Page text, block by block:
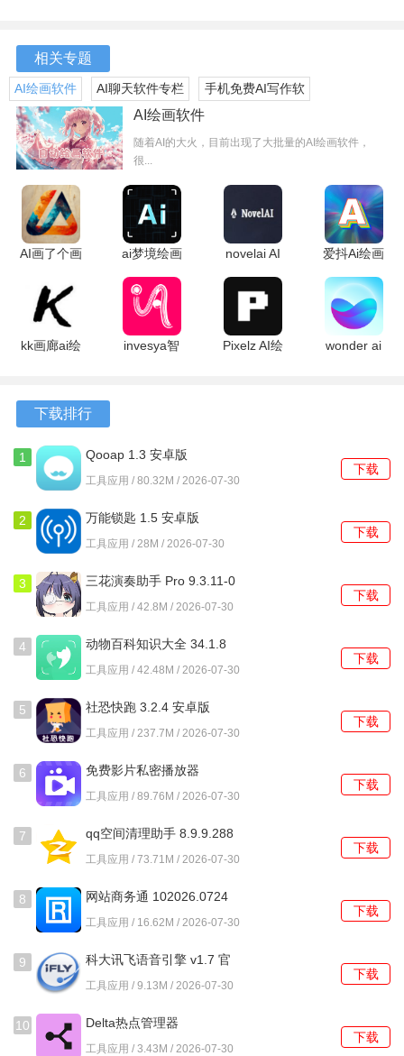
等，用户可以根据需求选择合适的风格进行创作。
2、生成过程快速，用户可以在短时间内获得高质量的图像或
视频输出，提升创作效率。
3、支持文本描述、图片上传、视频输入等多种方式，用户可
以根据素材类型选择最适合的输入方式。
4、不仅支持图像生成，还支持图像放大、风格转换、图像增
强等多种处理功能，满足用户多样化的图像处理需求。
软件功能
1、文本生成图像：用户可以通过输入文本提示，生成相应风
格的图像，支持多种模型选择。
态强度和运动提示，生成流畅的动画效果。
3、视频转风格化图像：将用户上传的视频转换为指定风格的
图像，支持多种风格选择。
4、图像风格转换：将上传的图像转换为不同风格的图像，如
将动漫图像转换为写实风格，满足用户的创作需求。
domoai使用教程
第一步：加入Discord社区
访问DomoAI的官方网站(domoai.app(https：//domoai.app/))
或Discord社区链接
(https：//discord.gg/domoai(https：//discord.gg/domoai))，
注册并加入DomoAI的Discord社区。
第二步：创建个人服务器
在Discord中创建一个个人服务器，方便管理和使用DomoAI
的功能。
第三步：添加DomoAI机器人
在Discord中找到DomoAI机器人，点击其头像，选择“添加到
服务器”，按照提示完成添加操作。
第四步：选择服务频道
务。
相关专题
AI绘画软件 AI聊天软件专栏
手机免费AI写作软
AI绘画软件
随着AI的大火，目前出现了大批量的AI绘画软件，
很...
AI画了个画
版
ai梦境绘画
1.0.0 安卓
版
novelai AI
1.0.0 安卓
版
爱抖Ai绘画
1.2.8 安卓
版
kk画廊ai绘
invesya智
Pixelz AI绘
wonder ai
下载排行
1 Qooap 1.3 安卓版
工具应用 / 80.32M / 2026-07-30
下载
2 万能锁匙 1.5 安卓版
工具应用 / 28M / 2026-07-30
下载
3
三花演奏助手 Pro 9.3.11-0
安卓版
工具应用 / 42.8M / 2026-07-30
下载
4
动物百科知识大全 34.1.8
安卓版
工具应用 / 42.48M / 2026-07-30
下载
5 社恐快跑 3.2.4 安卓版
工具应用 / 237.7M / 2026-07-30
下载
6
免费影片私密播放器
1.0.10.1001 安卓版
工具应用 / 89.76M / 2026-07-30
下载
7
qq空间清理助手 8.9.9.288
最新版
工具应用 / 73.71M / 2026-07-30
下载
8
网站商务通 102026.0724
安卓版
工具应用 / 16.62M / 2026-07-30
下载
9
科大讯飞语音引擎 v1.7 官
方版
工具应用 / 9.13M / 2026-07-30
下载
10
Delta热点管理器
2025.08+0 安卓版
工具应用 / 3.43M / 2026-07-30
下载